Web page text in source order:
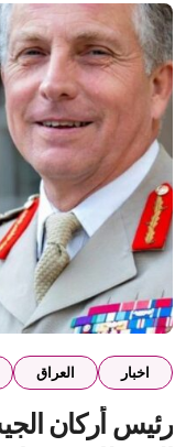
اخبار العراق
رئيس أركان